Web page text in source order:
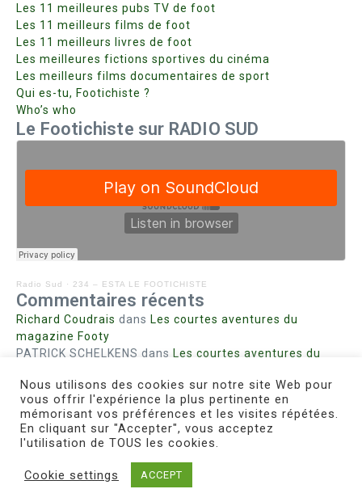
Les 11 meilleures pubs TV de foot
Les 11 meilleurs films de foot
Les 11 meilleurs livres de foot
Les meilleures fictions sportives du cinéma
Les meilleurs films documentaires de sport
Qui es-tu, Footichiste ?
Who’s who
Le Footichiste sur RADIO SUD
Radio Sud · 234 – ESTA LE FOOTICHISTE
Commentaires récents
Richard Coudrais dans Les courtes aventures du
magazine Footy
PATRICK SCHELKENS dans Les courtes aventures du
Bohn fabiennedans Intrigues sanglantes à Mulhouse
Steph. RUTA dansLust for Nice
MIRMANDdansPieds agiles et champignons
Copyright © 2026 Le Footichiste | Réalisé par
Nous utilisons des cookies sur notre site Web pour
vous offrir l'expérience la plus pertinente en
mémorisant vos préférences et les visites répétées.
En cliquant sur "Accepter", vous acceptez
l'utilisation de TOUS les cookies.
Cookie settings ACCEPT